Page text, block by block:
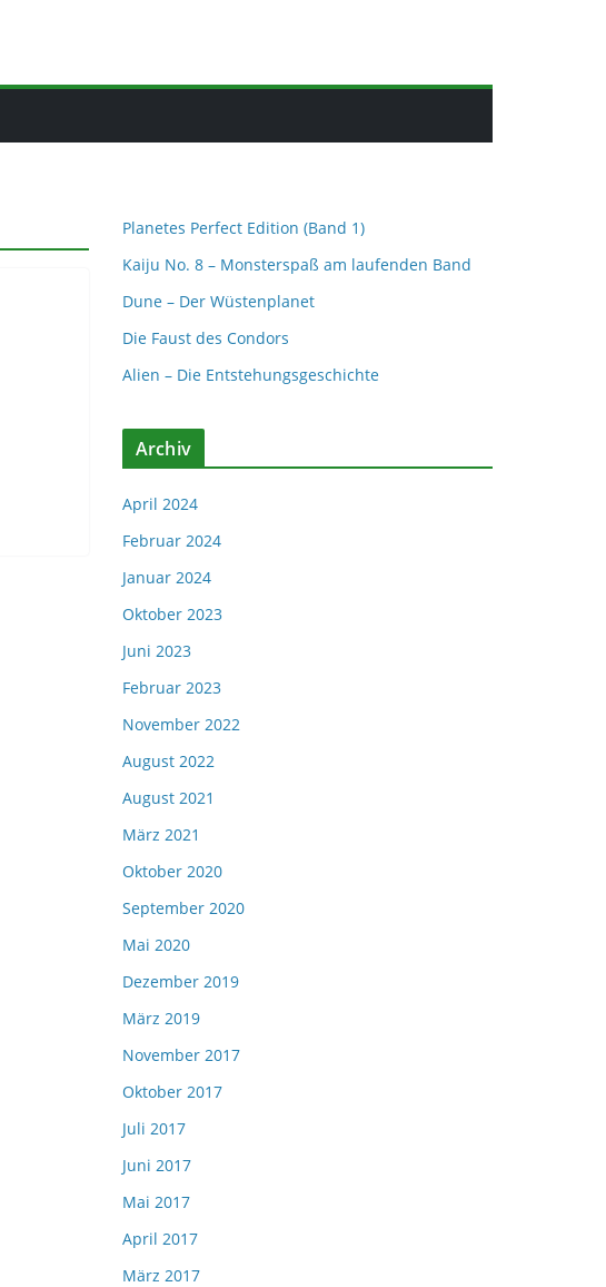
Planetes Perfect Edition (Band 1)
Kaiju No. 8 – Monsterspaß am laufenden Band
Dune – Der Wüstenplanet
Die Faust des Condors
Alien – Die Entstehungsgeschichte
Archiv
April 2024
Februar 2024
Januar 2024
Oktober 2023
Juni 2023
Februar 2023
November 2022
August 2022
August 2021
März 2021
Oktober 2020
September 2020
Mai 2020
Dezember 2019
März 2019
November 2017
Oktober 2017
Juli 2017
Juni 2017
Mai 2017
April 2017
März 2017